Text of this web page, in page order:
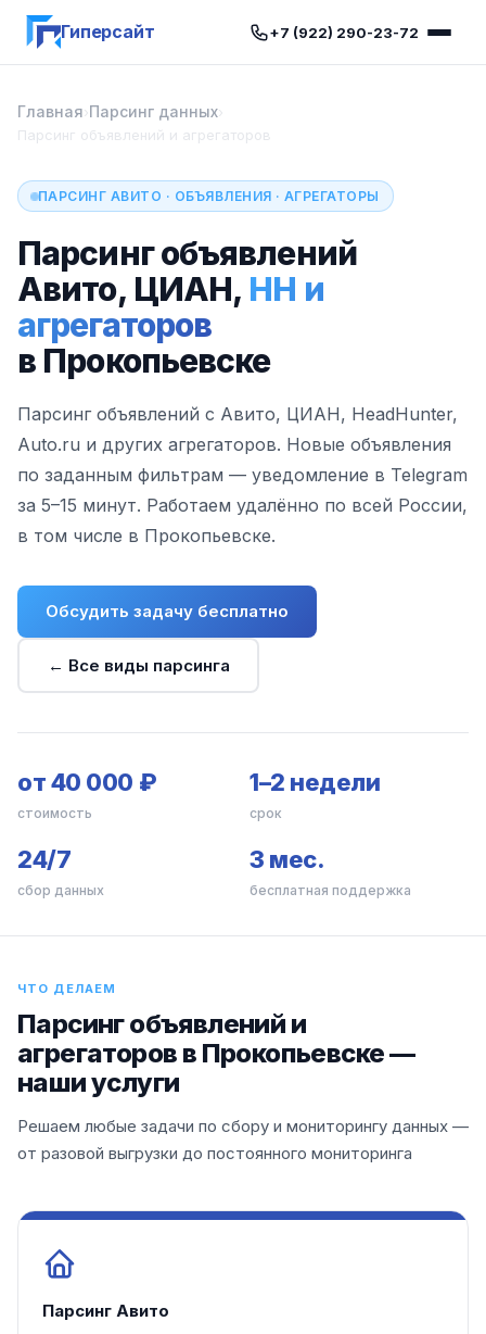
Гиперсайт +7 (922) 290-23-72
Главная›Парсинг данных›
Парсинг объявлений и агрегаторов
ПАРСИНГ АВИТО · ОБЪЯВЛЕНИЯ · АГРЕГАТОРЫ
Парсинг объявлений
Авито, ЦИАН, HH и
агрегаторов
в Прокопьевске
Парсинг объявлений с Авито, ЦИАН, HeadHunter,
Auto.ru и других агрегаторов. Новые объявления
по заданным фильтрам — уведомление в Telegram
за 5–15 минут. Работаем удалённо по всей России,
в том числе в Прокопьевске.
Обсудить задачу бесплатно
← Все виды парсинга
от 40 000 ₽
стоимость
1–2 недели
срок
24/7
сбор данных
3 мес.
бесплатная поддержка
ЧТО ДЕЛАЕМ
Парсинг объявлений и
агрегаторов в Прокопьевске —
наши услуги
Решаем любые задачи по сбору и мониторингу данных —
от разовой выгрузки до постоянного мониторинга
Парсинг Авито